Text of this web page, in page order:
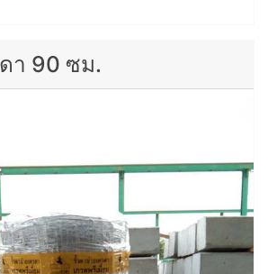
า 90 ซม.